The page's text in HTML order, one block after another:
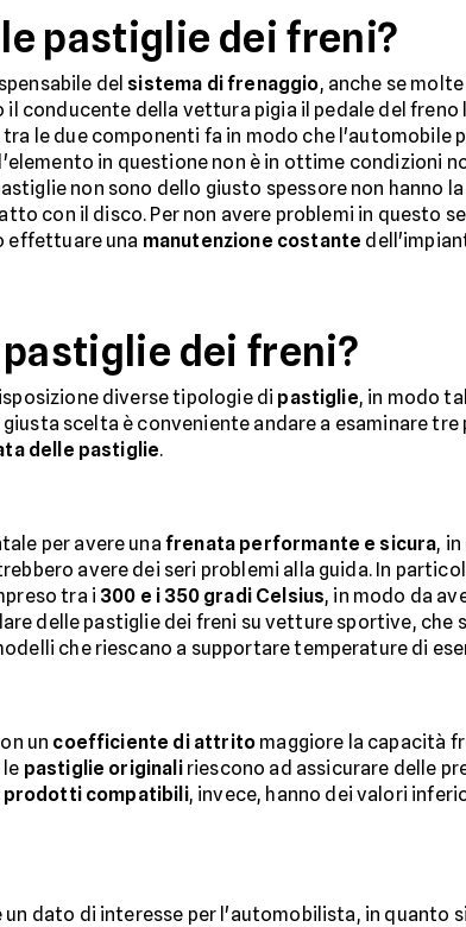
pastiglie dei freni?
del sistema di frenaggio, anche se
conducente della vettura pigia il pedale del
tra le due componenti fa in modo che l'automobile
in questione non è in ottime condizioni
non sono dello giusto spessore non hanno
con il disco. Per non avere problemi in questo
effettuare una manutenzione costante
dei freni?
diverse tipologie di pastiglie, in modo
scelta è conveniente andare a esaminare
delle pastiglie.
per avere una frenata performante e sicura,
avere dei seri problemi alla guida. In
tra i 300 e i 350 gradi Celsius, in modo da
delle pastiglie dei freni su vetture sportive, che
che riescano a supportare temperature di
un coefficiente di attrito maggiore la capacità
pastiglie originaliriescono ad assicurare delle
prodotti compatibili, invece, hanno dei valori
dato di interesse per l'automobilista, in quanto